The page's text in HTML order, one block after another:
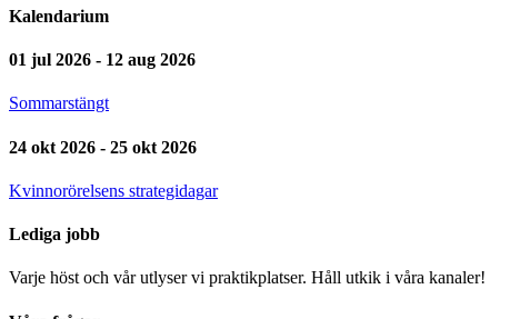
Kalendarium
01 jul 2026 - 12 aug 2026
Sommarstängt
24 okt 2026 - 25 okt 2026
Kvinnorörelsens strategidagar
Lediga jobb
Varje höst och vår utlyser vi praktikplatser. Håll utkik i våra kanaler!